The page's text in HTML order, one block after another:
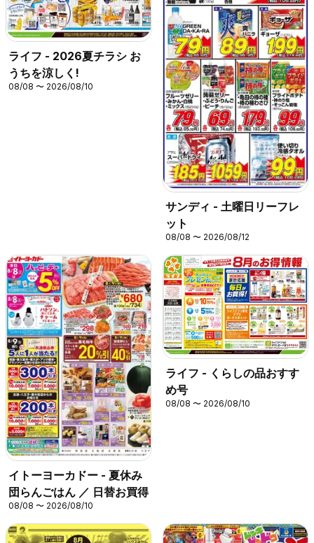
ライフ - 2026夏チラシ お
うちを涼しく!
08/08 〜 2026/08/10
サンディ - 土曜日リーフレ
ット
08/08 〜 2026/08/12
イトーヨーカドー - 夏休み
団らんごはん ／ 日替お買得
08/08 〜 2026/08/10
ライフ - くらしの品おすす
め号
08/08 〜 2026/08/10